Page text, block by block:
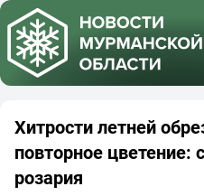
Хитрости летней
повторное
розария